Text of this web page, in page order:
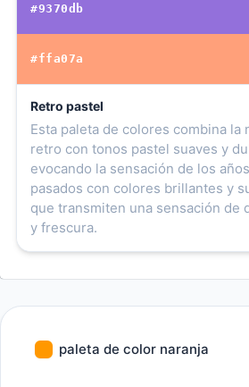
#9370db
#ffa07a
Retro pastel
Esta paleta de colores combina la
retro con tonos pastel suaves y
evocando la sensación de los años
pasados con colores brillantes y
que transmiten una sensación de
y frescura.
paleta de color naranja